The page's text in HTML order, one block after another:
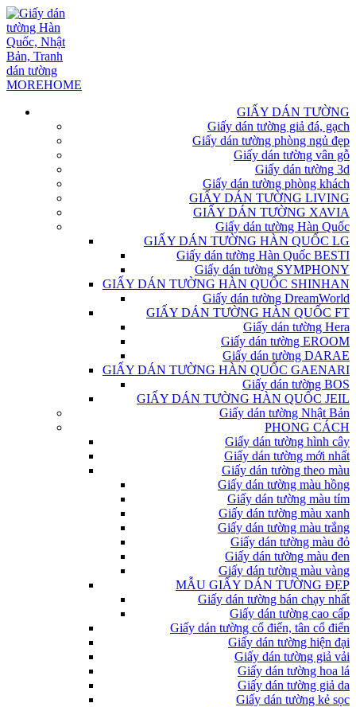
GIẤY DÁN TƯỜNG
Giấy dán tường giả đá, gạch
Giấy dán tường phòng ngủ đẹp
Giấy dán tường vân gỗ
Giấy dán tường 3d
Giấy dán tường phòng khách
GIẤY DÁN TƯỜNG LIVING
GIẤY DÁN TƯỜNG XAVIA
Giấy dán tường Hàn Quốc
GIẤY DÁN TƯỜNG HÀN QUỐC LG
Giấy dán tường Hàn Quốc BESTI
Giấy dán tường SYMPHONY
GIẤY DÁN TƯỜNG HÀN QUỐC SHINHAN
Giấy dán tường DreamWorld
GIẤY DÁN TƯỜNG HÀN QUỐC FT
Giấy dán tường Hera
Giấy dán tường EROOM
Giấy dán tường DARAE
GIẤY DÁN TƯỜNG HÀN QUỐC GAENARI
Giấy dán tường BOS
GIẤY DÁN TƯỜNG HÀN QUỐC JEIL
Giấy dán tường Nhật Bản
PHONG CÁCH
Giấy dán tường hình cây
Giấy dán tường mới nhất
Giấy dán tường theo màu
Giấy dán tường màu hồng
Giấy dán tường màu tím
Giấy dán tường màu xanh
Giấy dán tường màu trắng
Giấy dán tường màu đỏ
Giấy dán tường màu đen
Giấy dán tường màu vàng
MẪU GIẤY DÁN TƯỜNG ĐẸP
Giấy dán tường bán chạy nhất
Giấy dán tường cao cấp
Giấy dán tường cổ điển, tân cổ điển
Giấy dán tường hiện đại
Giấy dán tường giả vải
Giấy dán tường hoa lá
Giấy dán tường giả da
Giấy dán tường kẻ sọc